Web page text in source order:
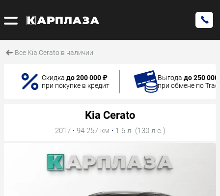
Все Kia Cerato в наличии
Скидка до 200 000 ₽
при покупке в кредит
Выгода до 250
при обмене по
Kia Cerato
2017 · 94 257 км · 1.6 л. (130 л.с.)